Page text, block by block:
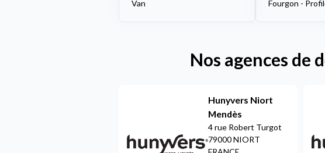
Van Fourgon -
Nos agences
Hunyvers Niort
Mendès
4 rue Robert Turgot
79000 NIORT